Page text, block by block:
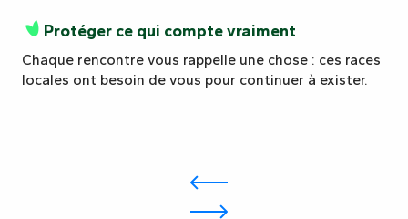
Protéger ce qui compte vraiment
Chaque rencontre vous rappelle une chose : ces races
locales ont besoin de vous pour continuer à exister.